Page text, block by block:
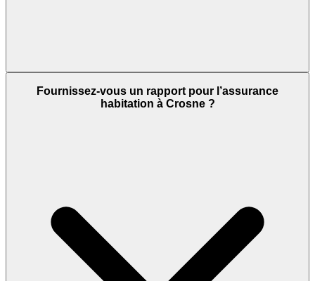
Fournissez-vous un rapport pour l’assurance
habitation à Crosne ?